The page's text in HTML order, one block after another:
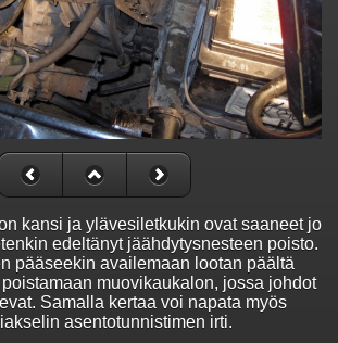
kansi ja ylävesiletkukin ovat saaneet jo
edeltänyt jäähdytysnesteen poisto.
pääseekin availemaan lootan päältä
muovikaukalon, jossa johdot
Samalla kertaa voi napata myös
asentotunnistimen irti.